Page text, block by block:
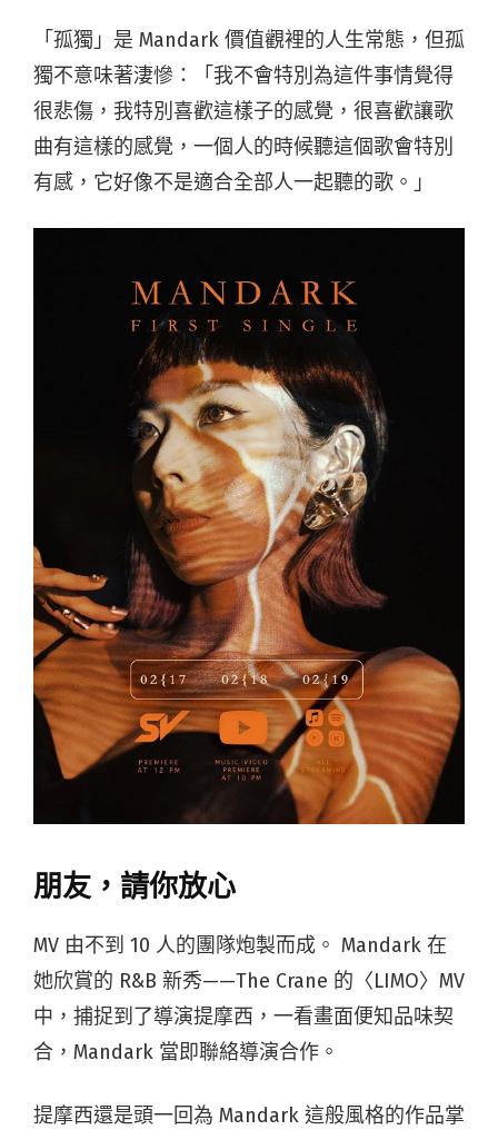
「孤獨」是 Mandark 價值觀裡的人生常態，但孤
獨不意味著淒慘：「我不會特別為這件事情覺得
很悲傷，我特別喜歡這樣子的感覺，很喜歡讓歌
曲有這樣的感覺，一個人的時候聽這個歌會特別
有感，它好像不是適合全部人一起聽的歌。」
朋友，請你放心
MV 由不到 10 人的團隊炮製而成。 Mandark 在
她欣賞的 R&B 新秀——The Crane 的〈LIMO〉MV
中，捕捉到了導演提摩西，一看畫面便知品味契
合，Mandark 當即聯絡導演合作。
提摩西還是頭一回為 Mandark 這般風格的作品掌